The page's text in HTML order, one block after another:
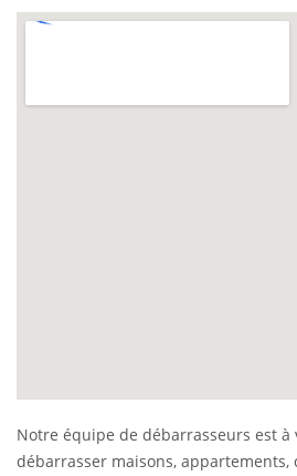
Notre équipe de débarrasseurs est
débarrasser maisons, appartements,